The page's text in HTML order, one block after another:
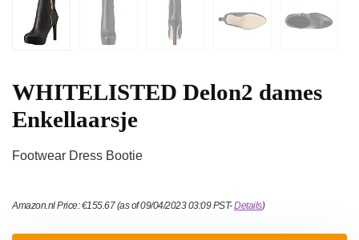
WHITELISTED Delon2 dames
Enkellaarsje
Footwear Dress Bootie
Amazon.nl Price:€155.67(as of 09/04/2023 03:09 PST-Details)